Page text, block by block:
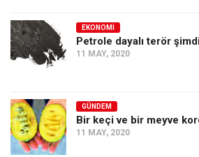
EKONOMI
Petrole dayalı terör
11 MAY, 2020
GÜNDEM
Bir keçi ve bir meyve
11 MAY, 2020